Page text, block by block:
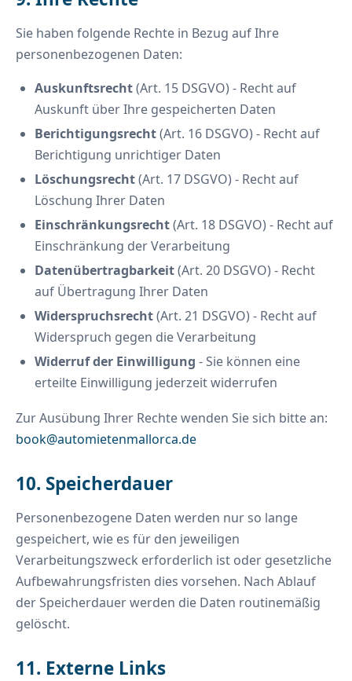
Sie haben folgende Rechte in Bezug auf Ihre
personenbezogenen Daten:
Auskunftsrecht(Art. 15 DSGVO) - Recht auf
Auskunft über Ihre gespeicherten Daten
Berichtigungsrecht(Art. 16 DSGVO) - Recht auf
Berichtigung unrichtiger Daten
Löschungsrecht(Art. 17 DSGVO) - Recht auf
Löschung Ihrer Daten
Einschränkungsrecht(Art. 18 DSGVO) - Recht auf
Einschränkung der Verarbeitung
Datenübertragbarkeit(Art. 20 DSGVO) - Recht
auf Übertragung Ihrer Daten
Widerspruchsrecht(Art. 21 DSGVO) - Recht auf
Widerspruch gegen die Verarbeitung
Widerruf der Einwilligung - Sie können eine
erteilte Einwilligung jederzeit widerrufen
Zur Ausübung Ihrer Rechte wenden Sie sich bitte an:
book@automietenmallorca.de
10. Speicherdauer
Personenbezogene Daten werden nur so lange
gespeichert, wie es für den jeweiligen
Verarbeitungszweck erforderlich ist oder gesetzliche
Aufbewahrungsfristen dies vorsehen. Nach Ablauf
der Speicherdauer werden die Daten routinemäßig
gelöscht.
11. Externe Links